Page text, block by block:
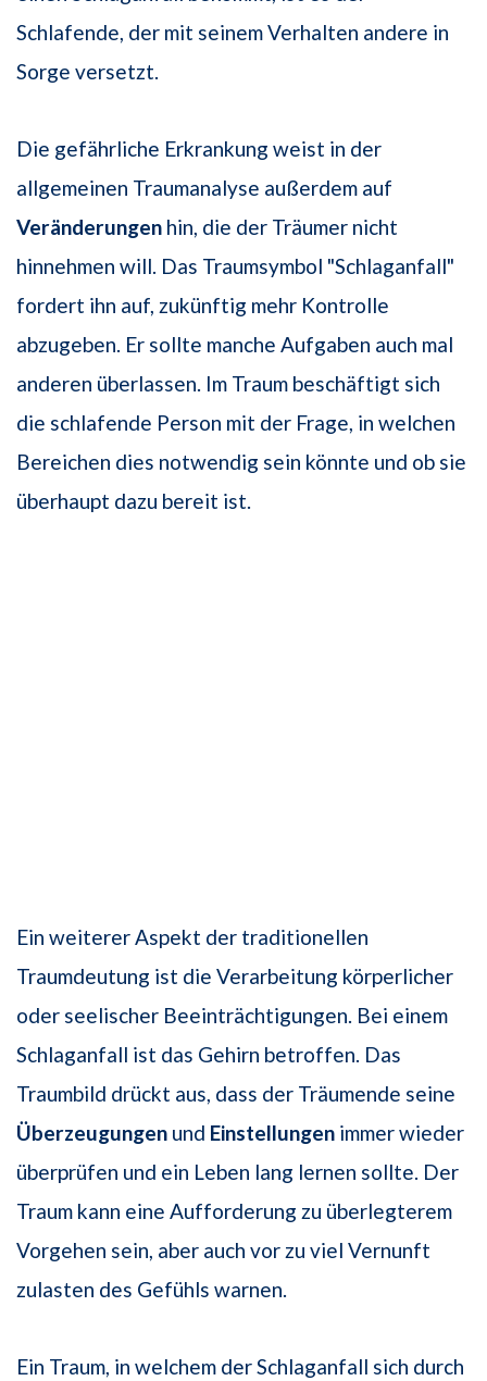
Schlafende, der mit seinem Verhalten andere in
Sorge versetzt.
Die gefährliche Erkrankung weist in der
allgemeinen Traumanalyse außerdem auf
Veränderungen hin, die der Träumer nicht
hinnehmen will. Das Traumsymbol "Schlaganfall"
fordert ihn auf, zukünftig mehr Kontrolle
abzugeben. Er sollte manche Aufgaben auch mal
anderen überlassen. Im Traum beschäftigt sich
die schlafende Person mit der Frage, in welchen
Bereichen dies notwendig sein könnte und ob sie
überhaupt dazu bereit ist.
Ein weiterer Aspekt der traditionellen
Traumdeutung ist die Verarbeitung körperlicher
oder seelischer Beeinträchtigungen. Bei einem
Schlaganfall ist das Gehirn betroffen. Das
Traumbild drückt aus, dass der Träumende seine
Überzeugungen und Einstellungen immer wieder
überprüfen und ein Leben lang lernen sollte. Der
Traum kann eine Aufforderung zu überlegterem
Vorgehen sein, aber auch vor zu viel Vernunft
zulasten des Gefühls warnen.
Ein Traum, in welchem der Schlaganfall sich durch